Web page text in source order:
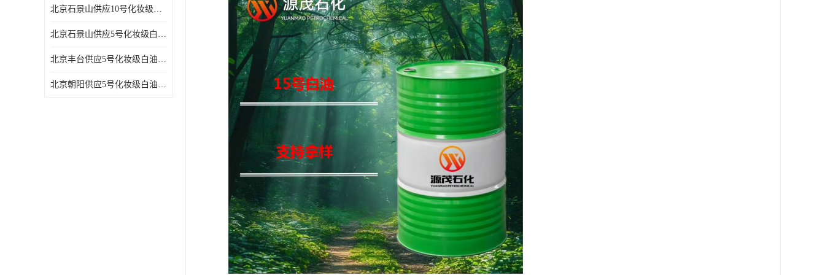
北京石景山供应10号化妆级白油高精密机械润滑油
北京石景山供应5号化妆级白油缝纫机油 设备润滑油
北京丰台供应5号化妆级白油纤维与织物柔软光亮
北京朝阳供应5号化妆级白油纺织时的润滑剂